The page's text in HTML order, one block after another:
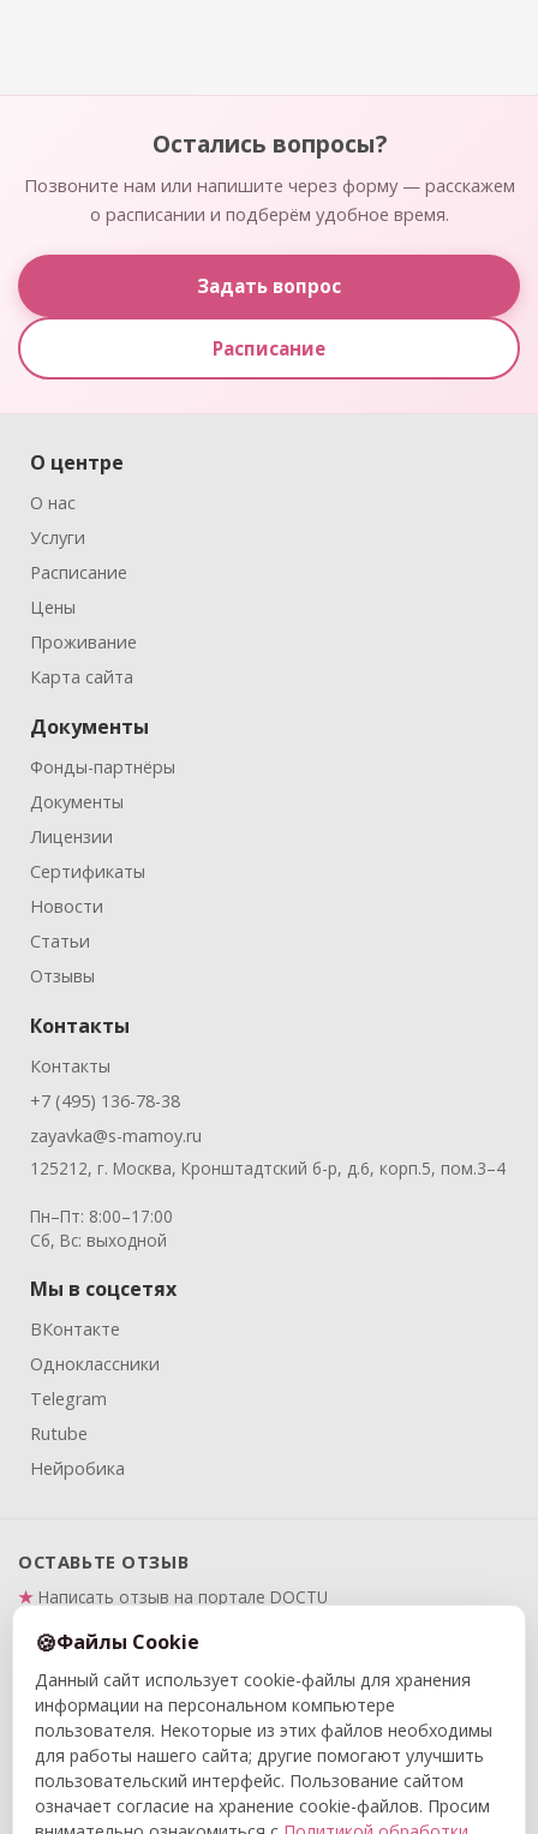
Остались вопросы?
Позвоните нам или напишите через форму — расскажем
о расписании и подберём удобное время.
Задать вопрос
Расписание
О центре
О нас
Услуги
Расписание
Цены
Проживание
Карта сайта
Документы
Фонды-партнёры
Документы
Лицензии
Сертификаты
Новости
Статьи
Отзывы
Контакты
Контакты
+7 (495) 136-78-38
zayavka@s-mamoy.ru
125212, г. Москва, Кронштадтский б-р, д.6, корп.5, пом.3–4
Пн–Пт: 8:00–17:00
Сб, Вс: выходной
Мы в соцсетях
ВКонтакте
Одноклассники
Telegram
Rutube
Нейробика
ОСТАВЬТЕ ОТЗЫВ
Написать отзыв на портале DOCTU
Написать отзыв на Яндекс.Картах
ПРАВОВАЯ ИНФОРМАЦИЯ
Политика в отношении обработки и защиты
персональных данных
Политика конфиденциальности
Договор публичной оферты
Файлы Cookie
Данный сайт использует cookie-файлы для хранения
информации на персональном компьютере
пользователя. Некоторые из этих файлов необходимы
для работы нашего сайта; другие помогают улучшить
пользовательский интерфейс. Пользование сайтом
означает согласие на хранение cookie-файлов. Просим